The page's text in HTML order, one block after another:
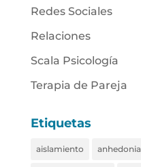
Redes Sociales
Relaciones
Scala Psicología
Terapia de Pareja
Etiquetas
aislamiento anhedonia